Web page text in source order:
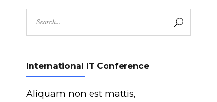
International IT Conference
Aliquam non est mattis,